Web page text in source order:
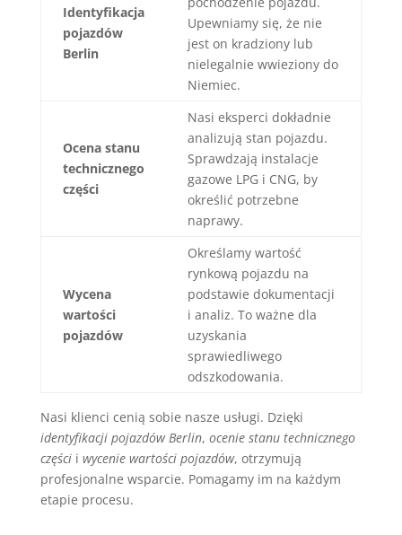
Identyfikacja
pojazdów
Berlin
Upewniamy się, że nie
jest on kradziony lub
nielegalnie wwieziony do
Niemiec.
Ocena stanu
technicznego
części
Nasi eksperci dokładnie
analizują stan pojazdu.
Sprawdzają instalacje
gazowe LPG i CNG, by
określić potrzebne
naprawy.
Wycena
wartości
pojazdów
Określamy wartość
rynkową pojazdu na
podstawie dokumentacji
i analiz. To ważne dla
uzyskania
sprawiedliwego
odszkodowania.
Nasi klienci cenią sobie nasze usługi. Dzięki
identyfikacji pojazdów Berlin, ocenie stanu technicznego
częścii wycenie wartości pojazdów, otrzymują
profesjonalne wsparcie. Pomagamy im na każdym
etapie procesu.